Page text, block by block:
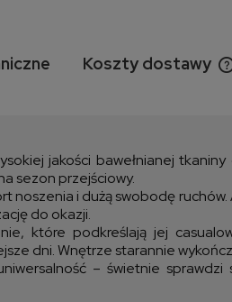
Koszty dostawy
jakości bawełnianej
sezon przejściowy.
i dużą swobodę
do okazji.
które podkreślają jej
dni. Wnętrze starannie
– świetnie